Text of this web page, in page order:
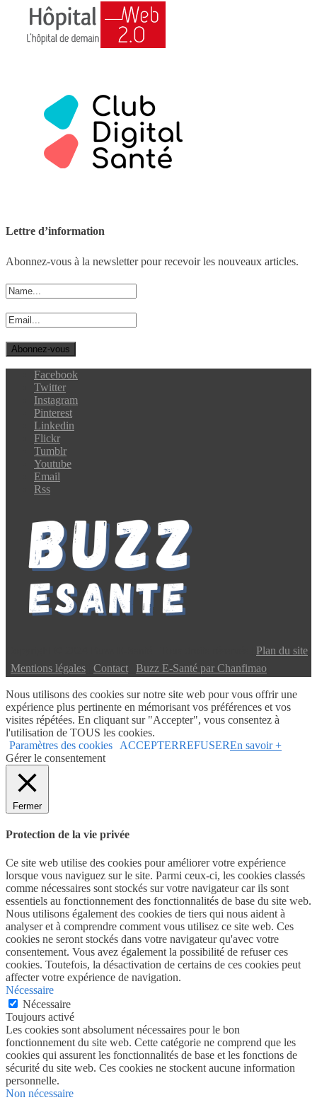
Lettre d’information
Abonnez-vous à la newsletter pour recevoir les nouveaux articles.
Facebook
Twitter
Instagram
Pinterest
Linkedin
Flickr
Tumblr
Youtube
Email
Rss
Plan du site
Mentions légales Contact Buzz E-Santé par Chanfimao
Nous utilisons des cookies sur notre site web pour vous offrir une
expérience plus pertinente en mémorisant vos préférences et vos
visites répétées. En cliquant sur "Accepter", vous consentez à
l'utilisation de TOUS les cookies.
Paramètres des cookies
ACCEPTERREFUSEREn savoir +
Gérer le consentement
Fermer
Protection de la vie privée
Ce site web utilise des cookies pour améliorer votre expérience
lorsque vous naviguez sur le site. Parmi ceux-ci, les cookies classés
comme nécessaires sont stockés sur votre navigateur car ils sont
essentiels au fonctionnement des fonctionnalités de base du site web.
Nous utilisons également des cookies de tiers qui nous aident à
analyser et à comprendre comment vous utilisez ce site web. Ces
cookies ne seront stockés dans votre navigateur qu'avec votre
consentement. Vous avez également la possibilité de refuser ces
cookies. Toutefois, la désactivation de certains de ces cookies peut
affecter votre expérience de navigation.
Nécessaire
Nécessaire
Toujours activé
Les cookies sont absolument nécessaires pour le bon
fonctionnement du site web. Cette catégorie ne comprend que les
cookies qui assurent les fonctionnalités de base et les fonctions de
sécurité du site web. Ces cookies ne stockent aucune information
personnelle.
Non nécessaire